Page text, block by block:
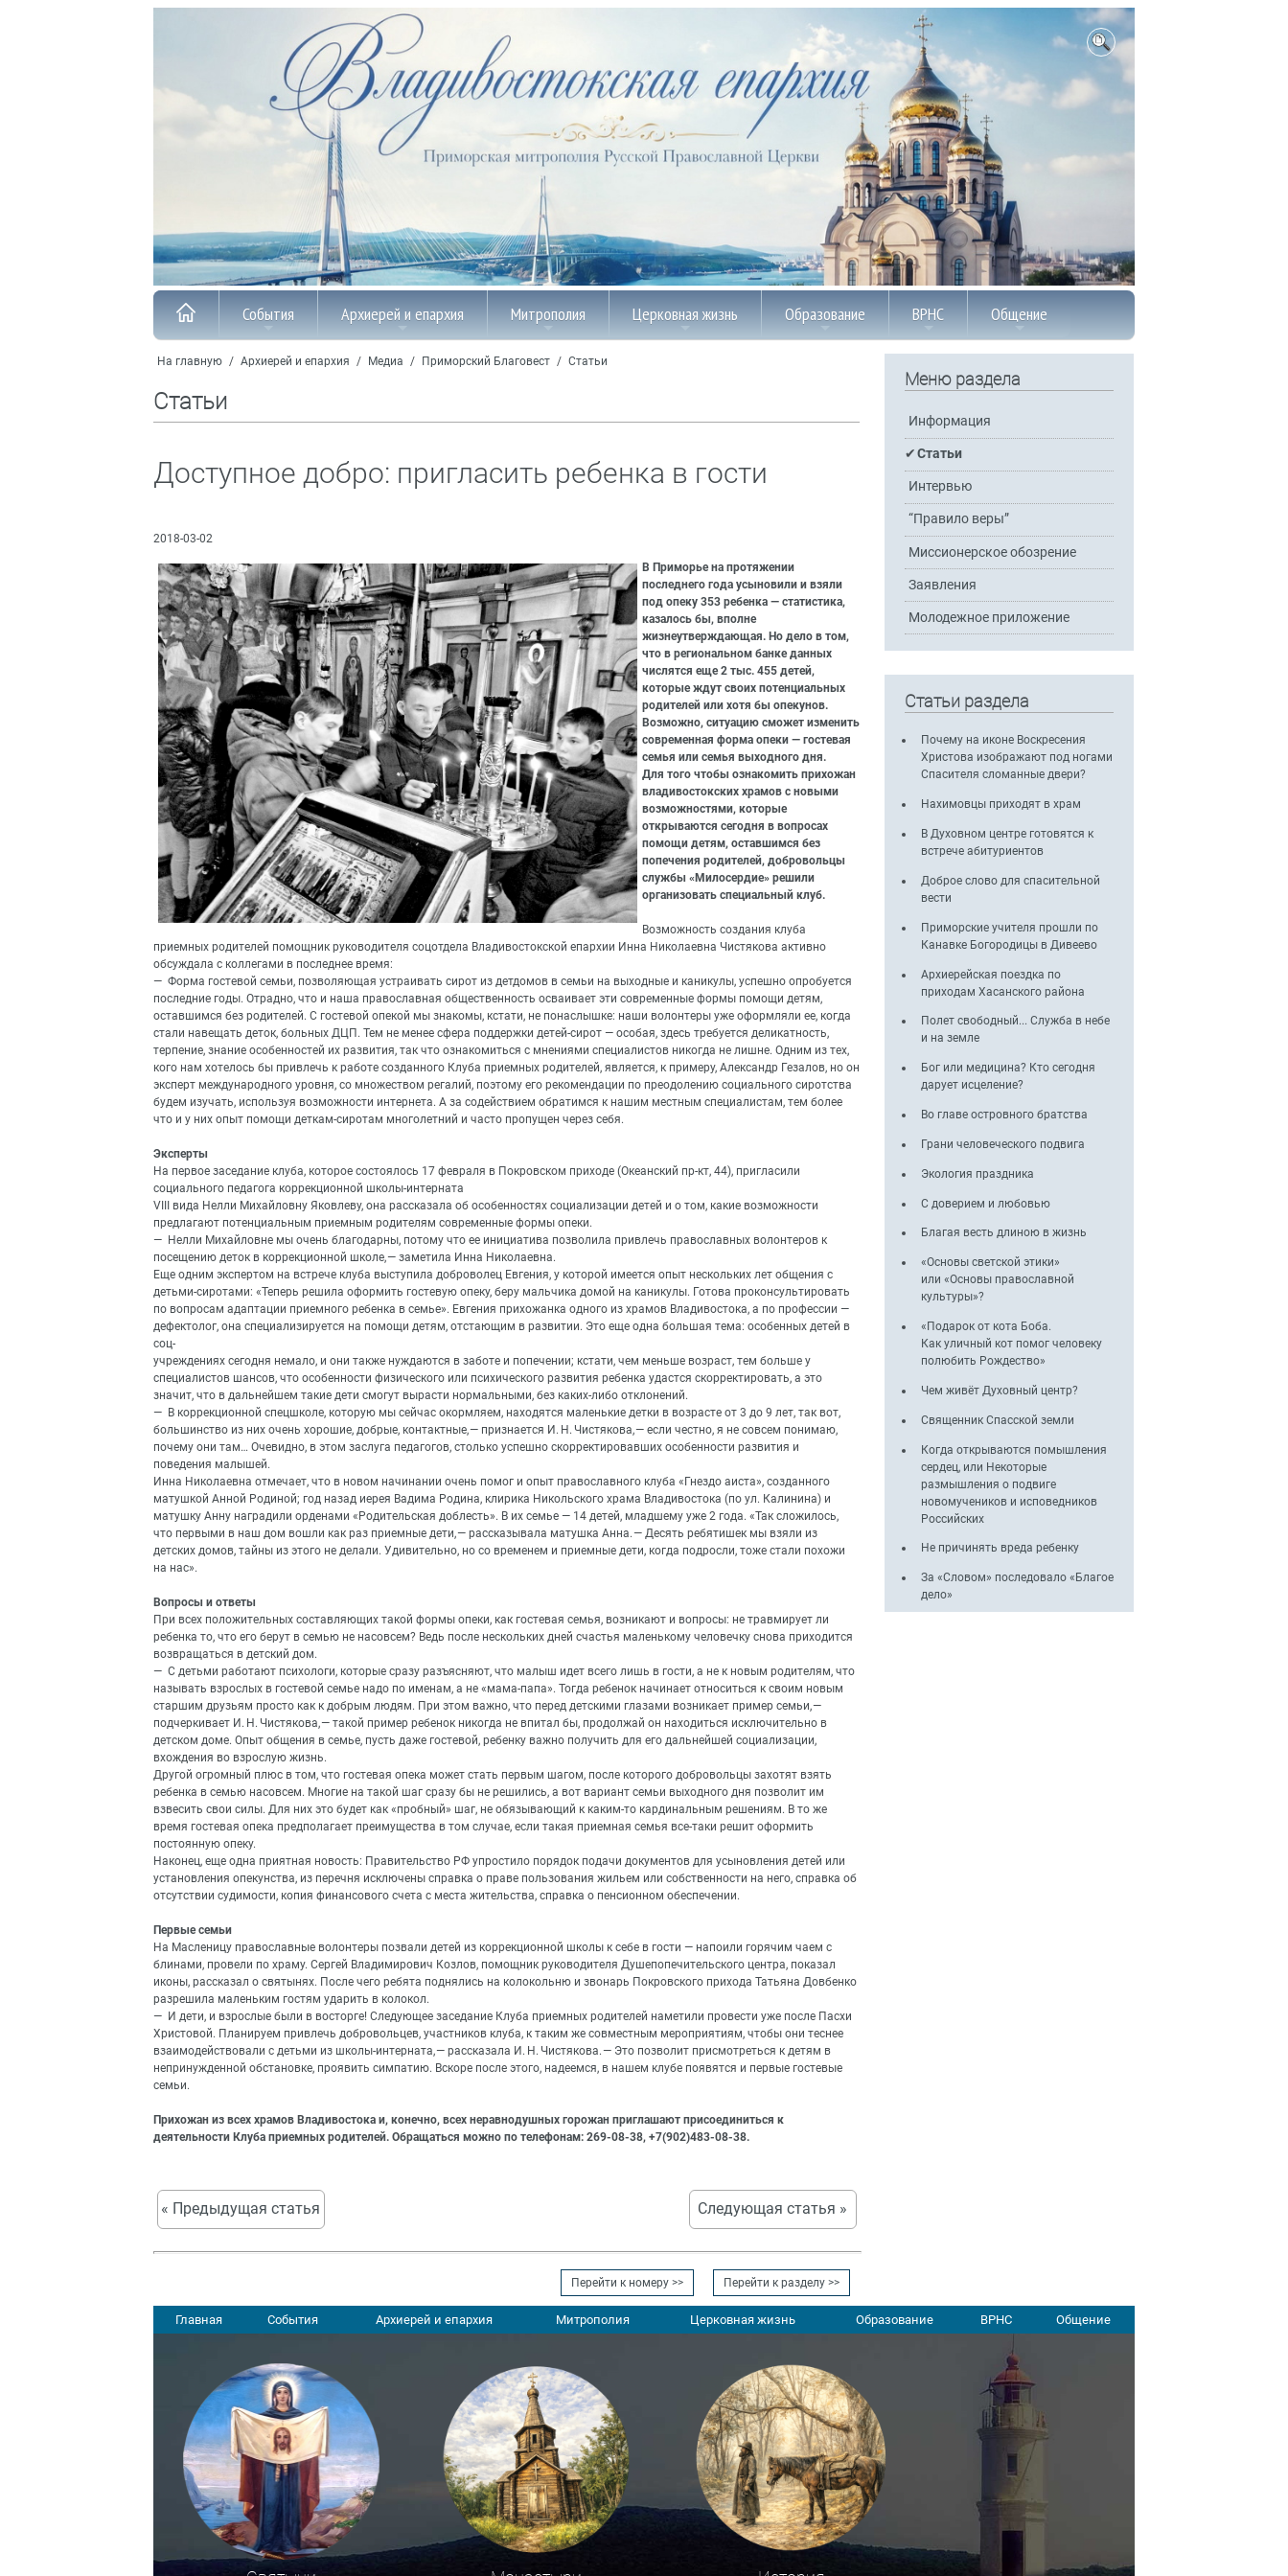
События Архиерей и епархия Митрополия Церковная жизнь Образование ВРНС Общение
На главную / Архиерей и епархия / Медиа / Приморский Благовест / Статьи
Статьи
Доступное добро: пригласить ребенка в гости
2018-03-02
В Приморье на протяжении
последнего года усыновили и взяли
под опеку 353 ребенка — статистика,
казалось бы, вполне
жизнеутверждающая. Но дело в том,
что в региональном банке данных
числятся еще 2 тыс. 455 детей,
которые ждут своих потенциальных
родителей или хотя бы опекунов.
Возможно, ситуацию сможет изменить
современная форма опеки — гостевая
семья или семья выходного дня.
Для того чтобы ознакомить прихожан
владивостокских храмов с новыми
возможностями, которые
открываются сегодня в вопросах
помощи детям, оставшимся без
попечения родителей, добровольцы
службы «Милосердие» решили
организовать специальный клуб.
Возможность создания клуба
приемных родителей помощник руководителя соцотдела Владивостокской епархии Инна Николаевна Чистякова активно
обсуждала с коллегами в последнее время:
— Форма гостевой семьи, позволяющая устраивать сирот из детдомов в семьи на выходные и каникулы, успешно опробуется
последние годы. Отрадно, что и наша православная общественность осваивает эти современные формы помощи детям,
оставшимся без родителей. С гостевой опекой мы знакомы, кстати, не понаслышке: наши волонтеры уже оформляли ее, когда
стали навещать деток, больных ДЦП. Тем не менее сфера поддержки детей-сирот — особая, здесь требуется деликатность,
терпение, знание особенностей их развития, так что ознакомиться с мнениями специалистов никогда не лишне. Одним из тех,
кого нам хотелось бы привлечь к работе созданного Клуба приемных родителей, является, к примеру, Александр Гезалов, но он
эксперт международного уровня, со множеством регалий, поэтому его рекомендации по преодолению социального сиротства
будем изучать, используя возможности интернета. А за содействием обратимся к нашим местным специалистам, тем более
что и у них опыт помощи деткам-сиротам многолетний и часто пропущен через себя.
Эксперты
На первое заседание клуба, которое состоялось 17 февраля в Покровском приходе (Океанский пр-кт, 44), пригласили
социального педагога коррекционной школы-интерната
VIII вида Нелли Михайловну Яковлеву, она рассказала об особенностях социализации детей и о том, какие возможности
предлагают потенциальным приемным родителям современные формы опеки.
— Нелли Михайловне мы очень благодарны, потому что ее инициатива позволила привлечь православных волонтеров к
посещению деток в коррекционной школе, — заметила Инна Николаевна.
Еще одним экспертом на встрече клуба выступила доброволец Евгения, у которой имеется опыт нескольких лет общения с
детьми-сиротами: «Теперь решила оформить гостевую опеку, беру мальчика домой на каникулы. Готова проконсультировать
по вопросам адаптации приемного ребенка в семье». Евгения прихожанка одного из храмов Владивостока, а по профессии —
дефектолог, она специализируется на помощи детям, отстающим в развитии. Это еще одна большая тема: особенных детей в
соц-
учреждениях сегодня немало, и они также нуждаются в заботе и попечении; кстати, чем меньше возраст, тем больше у
специалистов шансов, что особенности физического или психического развития ребенка удастся скорректировать, а это
значит, что в дальнейшем такие дети смогут вырасти нормальными, без каких-либо отклонений.
— В коррекционной спецшколе, которую мы сейчас окормляем, находятся маленькие детки в возрасте от 3 до 9 лет, так вот,
большинство из них очень хорошие, добрые, контактные, — признается И. Н. Чистякова, — если честно, я не совсем понимаю,
почему они там… Очевидно, в этом заслуга педагогов, столько успешно скорректировавших особенности развития и
поведения малышей.
Инна Николаевна отмечает, что в новом начинании очень помог и опыт православного клуба «Гнездо аиста», созданного
матушкой Анной Родиной; год назад иерея Вадима Родина, клирика Никольского храма Владивостока (по ул. Калинина) и
матушку Анну наградили орденами «Родительская доблесть». В их семье — 14 детей, младшему уже 2 года. «Так сложилось,
что первыми в наш дом вошли как раз приемные дети, — рассказывала матушка Анна. — Десять ребятишек мы взяли из
детских домов, тайны из этого не делали. Удивительно, но со временем и приемные дети, когда подросли, тоже стали похожи
на нас».
Вопросы и ответы
При всех положительных составляющих такой формы опеки, как гостевая семья, возникают и вопросы: не травмирует ли
ребенка то, что его берут в семью не насовсем? Ведь после нескольких дней счастья маленькому человечку снова приходится
возвращаться в детский дом.
— С детьми работают психологи, которые сразу разъясняют, что малыш идет всего лишь в гости, а не к новым родителям, что
называть взрослых в гостевой семье надо по именам, а не «мама-папа». Тогда ребенок начинает относиться к своим новым
старшим друзьям просто как к добрым людям. При этом важно, что перед детскими глазами возникает пример семьи, —
подчеркивает И. Н. Чистякова, — такой пример ребенок никогда не впитал бы, продолжай он находиться исключительно в
детском доме. Опыт общения в семье, пусть даже гостевой, ребенку важно получить для его дальнейшей социализации,
вхождения во взрослую жизнь.
Другой огромный плюс в том, что гостевая опека может стать первым шагом, после которого добровольцы захотят взять
ребенка в семью насовсем. Многие на такой шаг сразу бы не решились, а вот вариант семьи выходного дня позволит им
взвесить свои силы. Для них это будет как «пробный» шаг, не обязывающий к каким-то кардинальным решениям. В то же
время гостевая опека предполагает преимущества в том случае, если такая приемная семья все-таки решит оформить
постоянную опеку.
Наконец, еще одна приятная новость: Правительство РФ упростило порядок подачи документов для усыновления детей или
установления опекунства, из перечня исключены справка о праве пользования жильем или собственности на него, справка об
отсутствии судимости, копия финансового счета с места жительства, справка о пенсионном обеспечении.
Первые семьи
На Масленицу православные волонтеры позвали детей из коррекционной школы к себе в гости — напоили горячим чаем с
блинами, провели по храму. Сергей Владимирович Козлов, помощник руководителя Душепопечительского центра, показал
иконы, рассказал о святынях. После чего ребята поднялись на колокольню и звонарь Покровского прихода Татьяна Довбенко
разрешила маленьким гостям ударить в колокол.
— И дети, и взрослые были в восторге! Следующее заседание Клуба приемных родителей наметили провести уже после Пасхи
Христовой. Планируем привлечь добровольцев, участников клуба, к таким же совместным мероприятиям, чтобы они теснее
взаимодействовали с детьми из школы-интерната, — рассказала И. Н. Чистякова. — Это позволит присмотреться к детям в
непринужденной обстановке, проявить симпатию. Вскоре после этого, надеемся, в нашем клубе появятся и первые гостевые
семьи.
Прихожан из всех храмов Владивостока и, конечно, всех неравнодушных горожан приглашают присоединиться к
деятельности Клуба приемных родителей. Обращаться можно по телефонам: 269-08-38, +7(902)483-08-38.
« Предыдущая статья Следующая статья »
Перейти к разделу >>
Перейти к номеру >>
Меню раздела
Информация
Статьи
Интервью
“Правило веры”
Миссионерское обозрение
Заявления
Молодежное приложение
Статьи раздела
Почему на иконе Воскресения
Христова изображают под ногами
Спасителя сломанные двери?
Нахимовцы приходят в храм
В Духовном центре готовятся к
встрече абитуриентов
Доброе слово для спасительной
вести
Приморские учителя прошли по
Канавке Богородицы в Дивеево
Архиерейская поездка по
приходам Хасанского района
Полет свободный... Служба в небе
и на земле
Бог или медицина? Кто сегодня
дарует исцеление?
Во главе островного братства
Грани человеческого подвига
Экология праздника
С доверием и любовью
Благая весть длиною в жизнь
«Основы светской этики»
или «Основы православной
культуры»?
«Подарок от кота Боба.
Как уличный кот помог человеку
полюбить Рождество»
Чем живёт Духовный центр?
Священник Спасской земли
Когда открываются помышления
сердец, или Некоторые
размышления о подвиге
новомучеников и исповедников
Российских
Не причинять вреда ребенку
За «Словом» последовало «Благое
дело»
Главная События Архиерей и епархия Митрополия Церковная жизнь Образование ВРНС Общение